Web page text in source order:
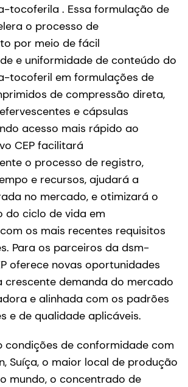
tocoferila . Essa formulação de
o processo de
por meio de fácil
e uniformidade de conteúdo do
tocoferil em formulações de
de compressão direta,
e cápsulas
acesso mais rápido ao
CEP facilitará
o processo de registro,
e recursos, ajudará a
no mercado, e otimizará o
do ciclo de vida em
os mais recentes requisitos
Para os parceiros da dsm-
oferece novas oportunidades
crescente demanda do mercado
e alinhada com os padrões
e de qualidade aplicáveis.
condições de conformidade com
Suíça, o maior local de produção
mundo, o concentrado de